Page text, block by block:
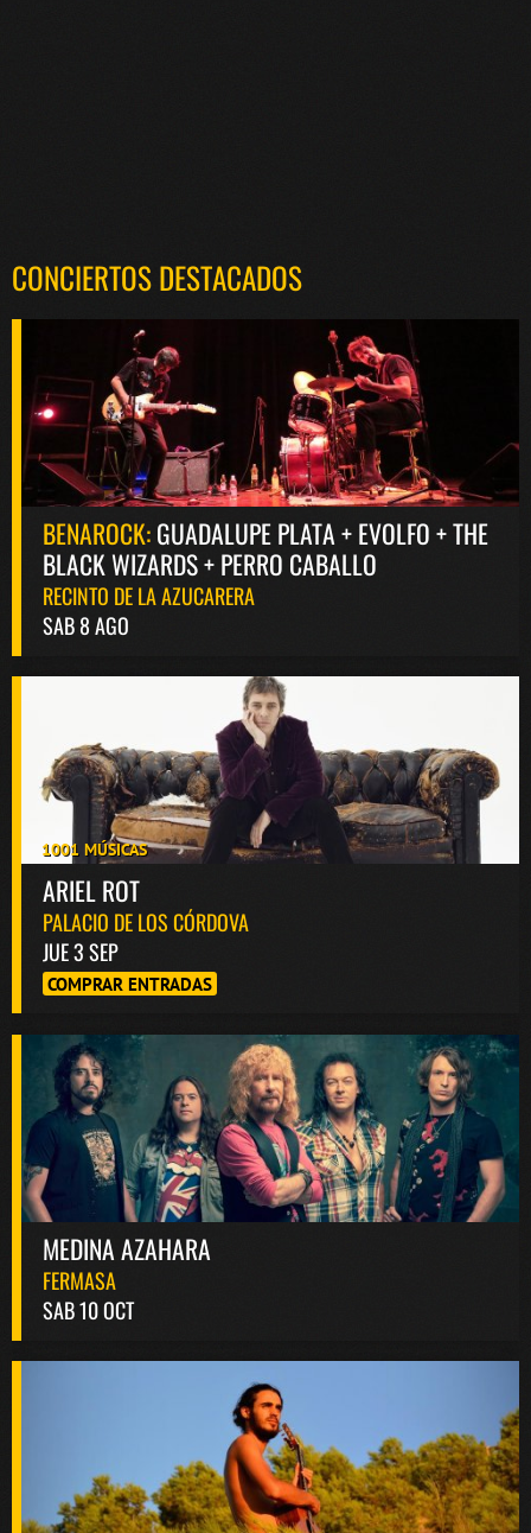
CONCIERTOS DESTACADOS
BENAROCK:GUADALUPE PLATA + EVOLFO + THE
BLACK WIZARDS + PERRO CABALLO
RECINTO DE LA AZUCARERA
SAB 8 AGO
1001 MÚSICAS
ARIEL ROT
PALACIO DE LOS CÓRDOVA
JUE 3 SEP
COMPRAR ENTRADAS
MEDINA AZAHARA
FERMASA
SAB 10 OCT